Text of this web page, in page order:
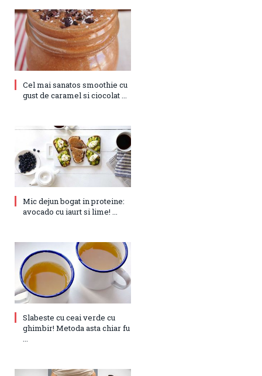
Cel mai sanatos smoothie cu
gust de caramel si ciocolat ...
Mic dejun bogat in proteine:
avocado cu iaurt si lime! ...
Slabeste cu ceai verde cu
ghimbir! Metoda asta chiar fu
...